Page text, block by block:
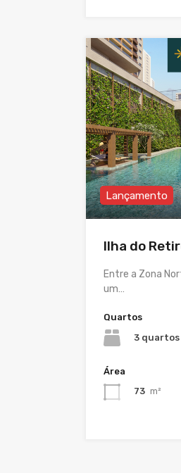
Lançamento
Ilha do
Entre a Zona
um…
Quartos
3 quartos
Área
73 m²